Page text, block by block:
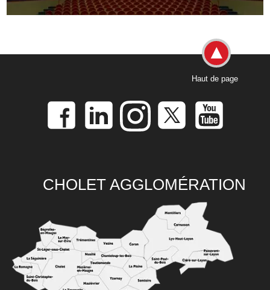
Haut de page
CHOLET AGGLOMÉRATION